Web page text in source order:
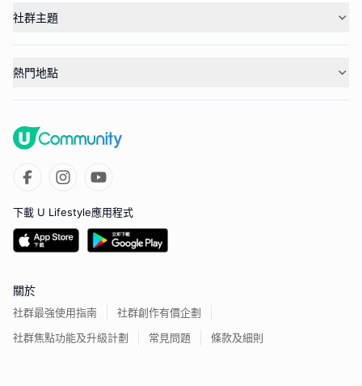
社群主題
熱門地點
下載 U Lifestyle應用程式
關於
社群最強使用指南
社群創作有價企劃
社群焦點功能及升級計劃
常見問題 條款及細則